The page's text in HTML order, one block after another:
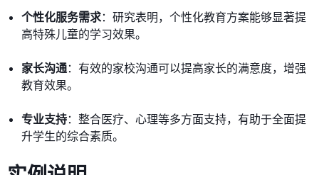
个性化服务需求：研究表明，个性化教育方案能够显著提
高特殊儿童的学习效果。
家长沟通：有效的家校沟通可以提高家长的满意度，增强
教育效果。
专业支持：整合医疗、心理等多方面支持，有助于全面提
升学生的综合素质。